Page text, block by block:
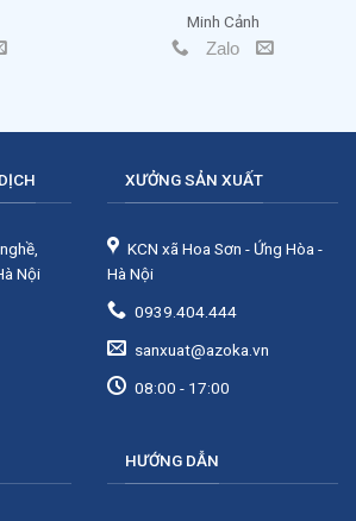
Minh Cảnh
Zalo
Nội
XƯỞNG SẢN XUẤT
KCN xã Hoa Sơn - Ứng Hòa -
Hà Nội
0939.404.444
sanxuat@azoka.vn
08:00 - 17:00
HƯỚNG DẪN